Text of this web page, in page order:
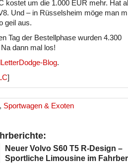
kostet um die 1.000 EUR mehr. Hat
Und – in Rüsselsheim möge man
geil aus.
Tag der Bestellphase wurden 4.300
dann mal los!
Blog.
]
, Sportwagen & Exoten
Neuer Volvo S60 T5 R-Design –
Sportliche Limousine im